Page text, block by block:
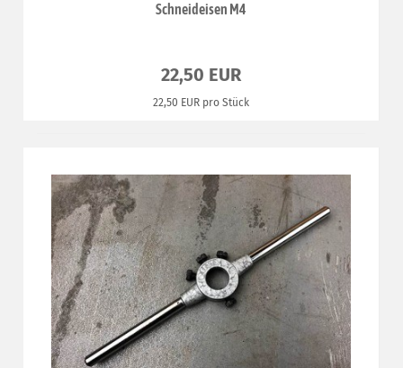
Schneideisen M4
22,50 EUR
22,50 EUR pro Stück